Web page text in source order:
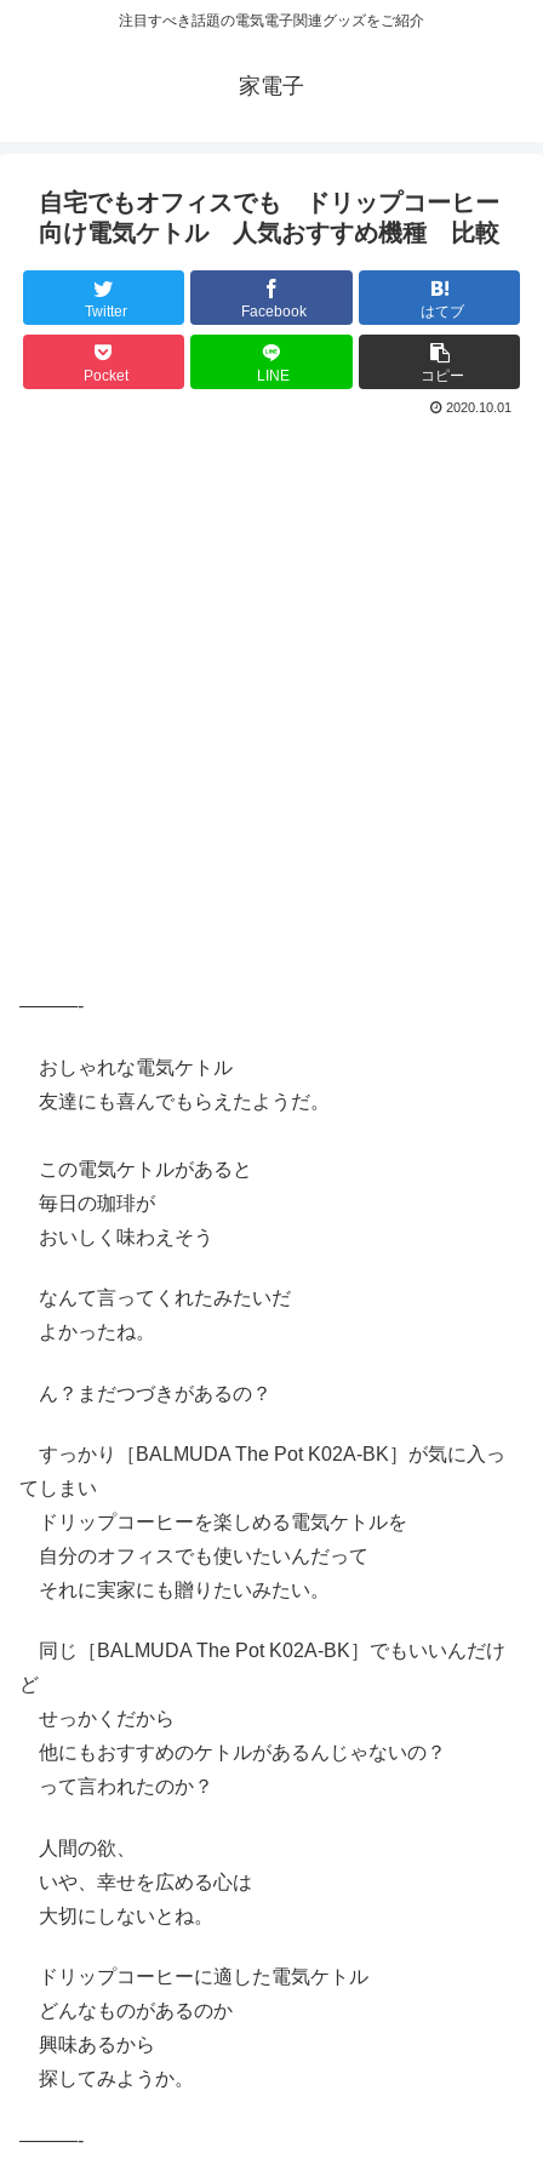
注目すべき話題の電気電子関連グッズをご紹介
家電子
自宅でもオフィスでも ドリップコーヒー
向け電気ケトル 人気おすすめ機種 比較
Twitter Facebook はてブ
Pocket LINE コピー
2020.10.01
———-
おしゃれな電気ケトル
友達にも喜んでもらえたようだ。
この電気ケトルがあると
毎日の珈琲が
おいしく味わえそう
なんて言ってくれたみたいだ
よかったね。
ん？まだつづきがあるの？
すっかり［BALMUDA The Pot K02A-BK］が気に入っ
てしまい
ドリップコーヒーを楽しめる電気ケトルを
自分のオフィスでも使いたいんだって
それに実家にも贈りたいみたい。
同じ［BALMUDA The Pot K02A-BK］でもいいんだけ
ど
せっかくだから
他にもおすすめのケトルがあるんじゃないの？
って言われたのか？
人間の欲、
いや、幸せを広める心は
大切にしないとね。
ドリップコーヒーに適した電気ケトル
どんなものがあるのか
興味あるから
探してみようか。
———-